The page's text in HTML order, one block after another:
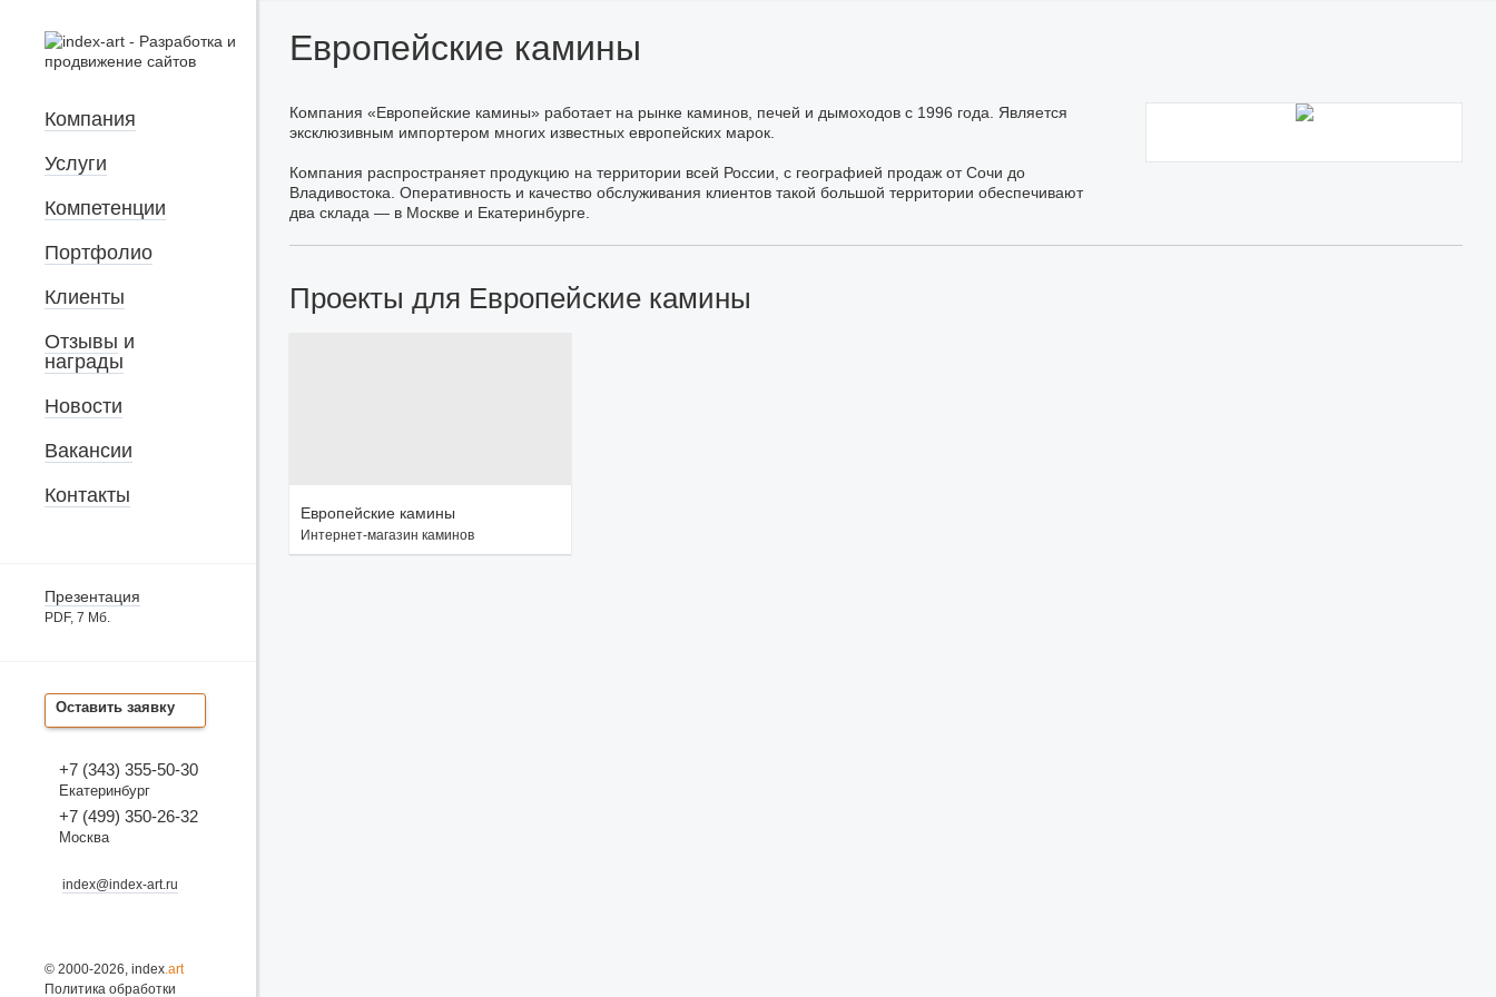
Компания
Услуги
Компетенции
Портфолио
Клиенты
Отзывы и
награды
Новости
Вакансии
Контакты
Презентация
PDF, 7 Мб.
Оставить заявку
+7 (343) 355-50-30
Екатеринбург
+7 (499) 350-26-32
Москва
index@index-art.ru
© 2000-2026, index.art
Политика обработки
Европейские камины
Компания «Европейские камины» работает на рынке каминов, печей и дымоходов с 1996 года. Является
эксклюзивным импортером многих известных европейских марок.
Компания распространяет продукцию на территории всей России, с географией продаж от Сочи до
Владивостока. Оперативность и качество обслуживания клиентов такой большой территории обеспечивают
два склада — в Москве и Екатеринбурге.
Проекты для Европейские камины
Европейские камины
Интернет-магазин каминов